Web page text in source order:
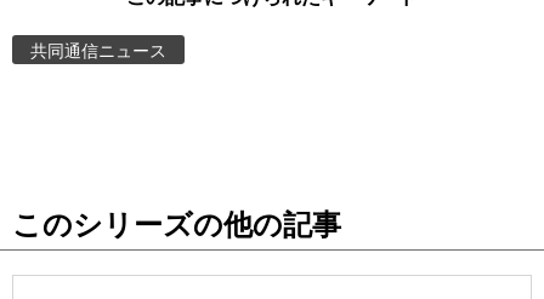
東京
共同通信ニュース
このシリーズの他の記事